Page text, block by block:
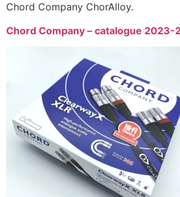
Chord Company ChorAlloy.
Chord Company – catalogue 2023-